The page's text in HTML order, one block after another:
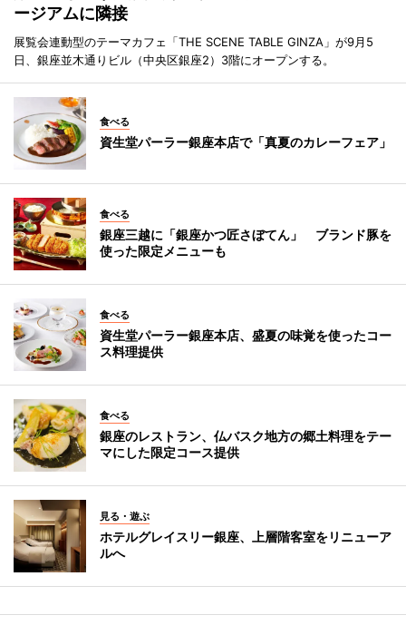
ージアムに隣接
展覧会連動型のテーマカフェ「THE SCENE TABLE GINZA」が9月5
日、銀座並木通りビル（中央区銀座2）3階にオープンする。
食べる
資生堂パーラー銀座本店で「真夏のカレーフェア」
食べる
銀座三越に「銀座かつ匠さぼてん」 ブランド豚を
使った限定メニューも
食べる
資生堂パーラー銀座本店、盛夏の味覚を使ったコー
ス料理提供
食べる
銀座のレストラン、仏バスク地方の郷土料理をテー
マにした限定コース提供
見る・遊ぶ
ホテルグレイスリー銀座、上層階客室をリニューア
ルへ